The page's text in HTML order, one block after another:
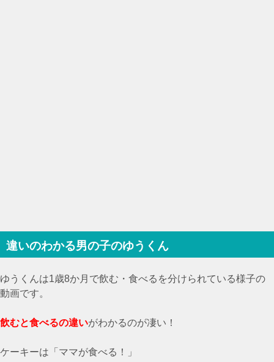
違いのわかる男の子のゆうくん
ゆうくんは1歳8か月で飲む・食べるを分けられている様子の
動画です。
飲むと食べるの違いがわかるのが凄い！
ケーキーは「ママが食べる！」